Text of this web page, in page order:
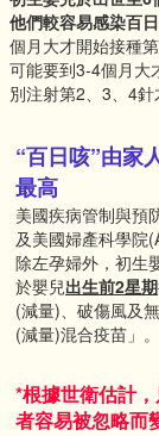
他們較容易感染百
個月大才開始接種
可能要到3-4個月大
別注射第2、3、4針
“百日咳”由家
最高
美國疾病管制與預
及美國婦產科學院
除左孕婦外，初生
於嬰兒出生前2星期
(減量)、破傷風及
(減量)混合疫苗」。
*根據世衛估計
者容易被忽略而